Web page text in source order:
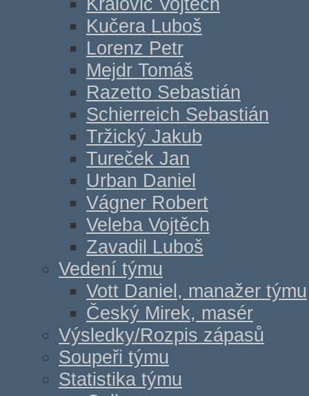
Kučera Luboš
Lorenz Petr
Mejdr Tomáš
Razetto Sebastián
Schierreich Sebastián
Tržický Jakub
Tureček Jan
Urban Daniel
Vágner Robert
Veleba Vojtěch
Zavadil Luboš
Vedení týmu
Vott Daniel, manažer týmu
Český Mirek, masér
Výsledky/Rozpis zápasů
Soupeři týmu
Statistika týmu